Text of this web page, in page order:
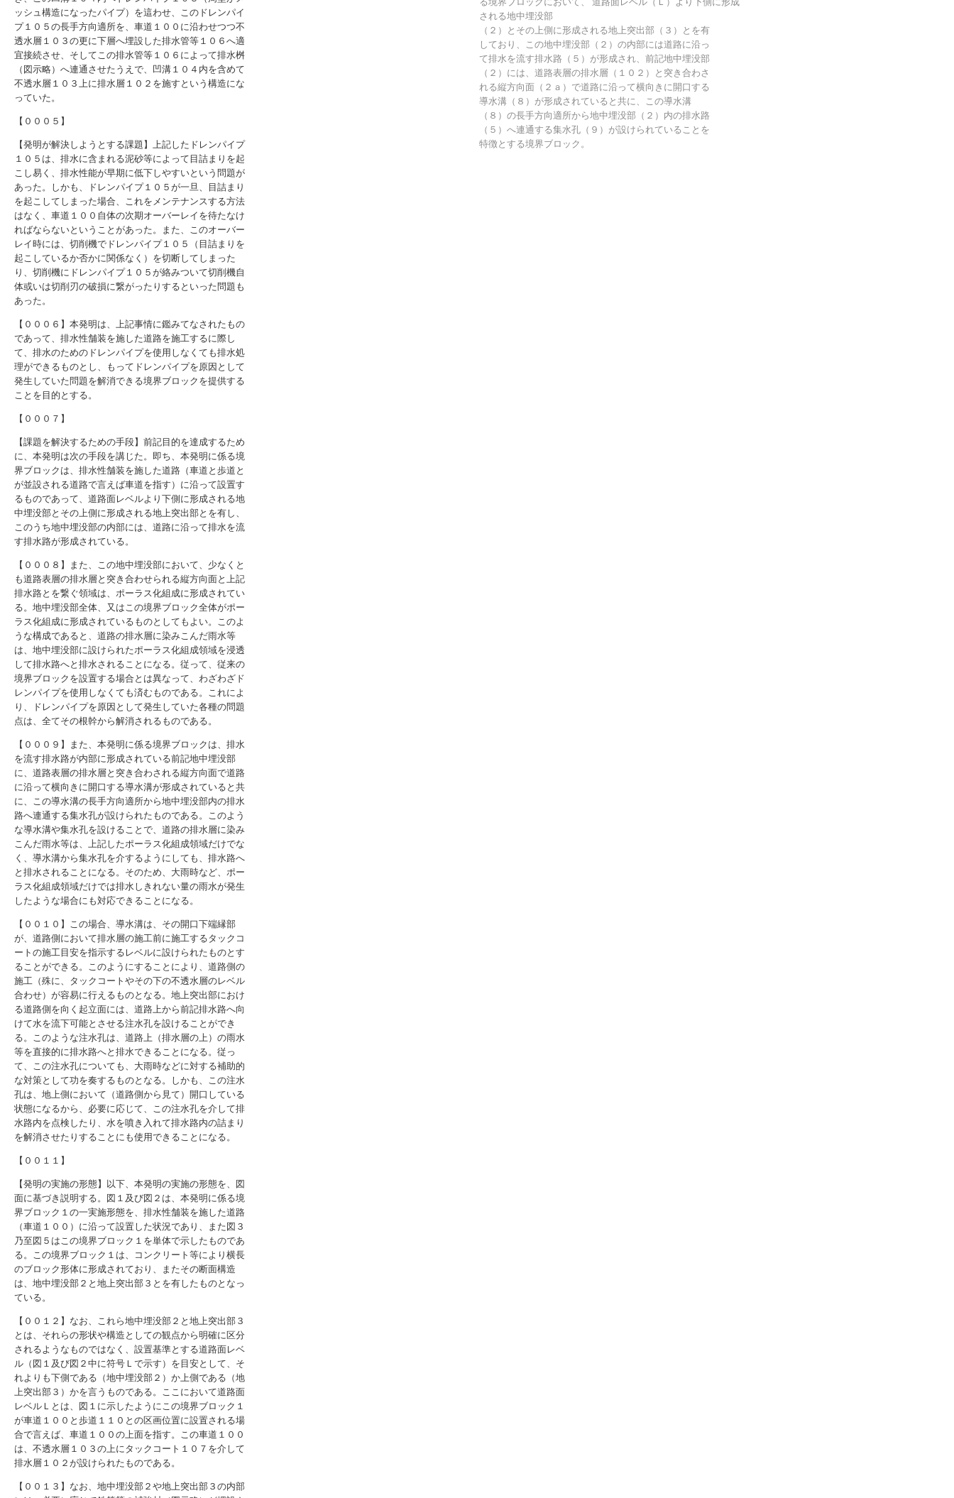
ッシュ構造になったパイプ）を這わせ、このドレンパイ
プ１０５の長手方向適所を、車道１００に沿わせつつ不
透水層１０３の更に下層へ埋設した排水管等１０６へ適
宜接続させ、そしてこの排水管等１０６によって排水桝
（図示略）へ連通させたうえで、凹溝１０４内を含めて
不透水層１０３上に排水層１０２を施すという構造にな
っていた。
【０００５】
【発明が解決しようとする課題】上記したドレンパイプ
１０５は、排水に含まれる泥砂等によって目詰まりを起
こし易く、排水性能が早期に低下しやすいという問題が
あった。しかも、ドレンパイプ１０５が一旦、目詰まり
を起こしてしまった場合、これをメンテナンスする方法
はなく、車道１００自体の次期オーバーレイを待たなけ
ればならないということがあった。また、このオーバー
レイ時には、切削機でドレンパイプ１０５（目詰まりを
起こしているか否かに関係なく）を切断してしまった
り、切削機にドレンパイプ１０５が絡みついて切削機自
体或いは切削刃の破損に繋がったりするといった問題も
あった。
【０００６】本発明は、上記事情に鑑みてなされたもの
であって、排水性舗装を施した道路を施工するに際し
て、排水のためのドレンパイプを使用しなくても排水処
理ができるものとし、もってドレンパイプを原因として
発生していた問題を解消できる境界ブロックを提供する
ことを目的とする。
【０００７】
【課題を解決するための手段】前記目的を達成するため
に、本発明は次の手段を講じた。即ち、本発明に係る境
界ブロックは、排水性舗装を施した道路（車道と歩道と
が並設される道路で言えば車道を指す）に沿って設置す
るものであって、道路面レベルより下側に形成される地
中埋没部とその上側に形成される地上突出部とを有し、
このうち地中埋没部の内部には、道路に沿って排水を流
す排水路が形成されている。
【０００８】また、この地中埋没部において、少なくと
も道路表層の排水層と突き合わせられる縦方向面と上記
排水路とを繋ぐ領域は、ポーラス化組成に形成されてい
る。地中埋没部全体、又はこの境界ブロック全体がポー
ラス化組成に形成されているものとしてもよい。このよ
うな構成であると、道路の排水層に染みこんだ雨水等
は、地中埋没部に設けられたポーラス化組成領域を浸透
して排水路へと排水されることになる。従って、従来の
境界ブロックを設置する場合とは異なって、わざわざド
レンパイプを使用しなくても済むものである。これによ
り、ドレンパイプを原因として発生していた各種の問題
点は、全てその根幹から解消されるものである。
【０００９】また、本発明に係る境界ブロックは、排水
を流す排水路が内部に形成されている前記地中埋没部
に、道路表層の排水層と突き合わされる縦方向面で道路
に沿って横向きに開口する導水溝が形成されていると共
に、この導水溝の長手方向適所から地中埋没部内の排水
路へ連通する集水孔が設けられたものである。このよう
な導水溝や集水孔を設けることで、道路の排水層に染み
こんだ雨水等は、上記したポーラス化組成領域だけでな
く、導水溝から集水孔を介するようにしても、排水路へ
と排水されることになる。そのため、大雨時など、ポー
ラス化組成領域だけでは排水しきれない量の雨水が発生
したような場合にも対応できることになる。
【００１０】この場合、導水溝は、その開口下端縁部
が、道路側において排水層の施工前に施工するタックコ
ートの施工目安を指示するレベルに設けられたものとす
ることができる。このようにすることにより、道路側の
施工（殊に、タックコートやその下の不透水層のレベル
合わせ）が容易に行えるものとなる。地上突出部におけ
る道路側を向く起立面には、道路上から前記排水路へ向
けて水を流下可能とさせる注水孔を設けることができ
る。このような注水孔は、道路上（排水層の上）の雨水
等を直接的に排水路へと排水できることになる。従っ
て、この注水孔についても、大雨時などに対する補助的
な対策として功を奏するものとなる。しかも、この注水
孔は、地上側において（道路側から見て）開口している
状態になるから、必要に応じて、この注水孔を介して排
水路内を点検したり、水を噴き入れて排水路内の詰まり
を解消させたりすることにも使用できることになる。
【００１１】
【発明の実施の形態】以下、本発明の実施の形態を、図
面に基づき説明する。図１及び図２は、本発明に係る境
界ブロック１の一実施形態を、排水性舗装を施した道路
（車道１００）に沿って設置した状況であり、また図３
乃至図５はこの境界ブロック１を単体で示したものであ
る。この境界ブロック１は、コンクリート等により横長
のブロック形体に形成されており、またその断面構造
は、地中埋没部２と地上突出部３とを有したものとなっ
ている。
【００１２】なお、これら地中埋没部２と地上突出部３
とは、それらの形状や構造としての観点から明確に区分
されるようなものではなく、設置基準とする道路面レベ
ル（図１及び図２中に符号Ｌで示す）を目安として、そ
れよりも下側である（地中埋没部２）か上側である（地
上突出部３）かを言うものである。ここにおいて道路面
レベルＬとは、図１に示したようにこの境界ブロック１
が車道１００と歩道１１０との区画位置に設置される場
合で言えば、車道１００の上面を指す。この車道１００
は、不透水層１０３の上にタックコート１０７を介して
排水層１０２が設けられたものである。
【００１３】なお、地中埋没部２や地上突出部３の内部
される地中埋没部
（２）とその上側に形成される地上突出部（３）とを有
しており、この地中埋没部（２）の内部には道路に沿っ
て排水を流す排水路（５）が形成され、前記地中埋没部
（２）には、道路表層の排水層（１０２）と突き合わさ
れる縦方向面（２ａ）で道路に沿って横向きに開口する
導水溝（８）が形成されていると共に、この導水溝
（８）の長手方向適所から地中埋没部（２）内の排水路
（５）へ連通する集水孔（９）が設けられていることを
特徴とする境界ブロック。